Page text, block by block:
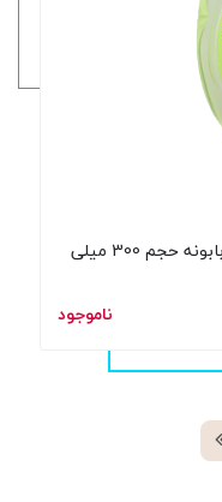
شامپو بچه سر و بدن جانسون حاوی بابونه حجم 300 میلی
ناموجود